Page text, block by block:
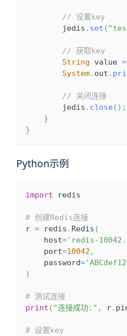
// 设置key
        jedis
. set (
// 获取key
String value =
System. out .
// 关闭连接
        jedis
. close( ) ;
}
}
Python示例
import redis
# 创建Redis连接
r = redis . Redis (
    host
='redis-
    port
=10042 ,
    password
=
)
# 测试连接
print ( "连接成功:" , r.
# 设置key